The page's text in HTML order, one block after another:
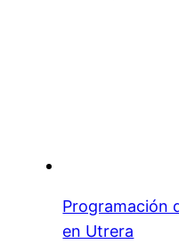
Programación
en Utrera